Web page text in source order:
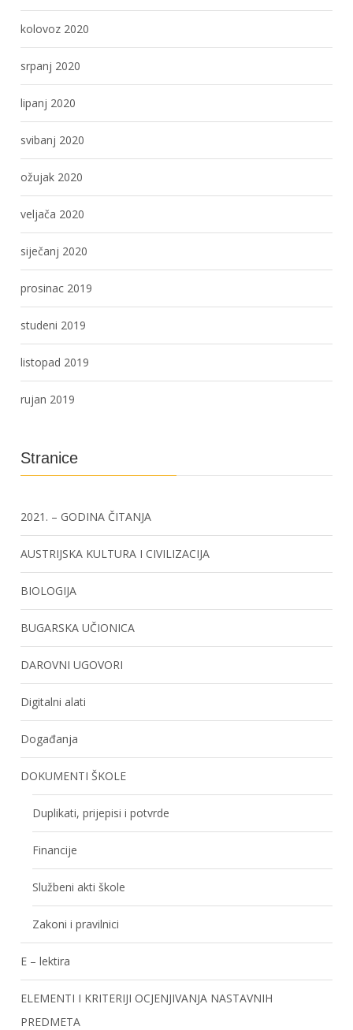
kolovoz 2020
srpanj 2020
lipanj 2020
svibanj 2020
ožujak 2020
veljača 2020
siječanj 2020
prosinac 2019
studeni 2019
listopad 2019
rujan 2019
Stranice
2021. – GODINA ČITANJA
AUSTRIJSKA KULTURA I CIVILIZACIJA
BIOLOGIJA
BUGARSKA UČIONICA
DAROVNI UGOVORI
Digitalni alati
Događanja
DOKUMENTI ŠKOLE
Duplikati, prijepisi i potvrde
Financije
Službeni akti škole
Zakoni i pravilnici
E – lektira
ELEMENTI I KRITERIJI OCJENJIVANJA NASTAVNIH
PREDMETA